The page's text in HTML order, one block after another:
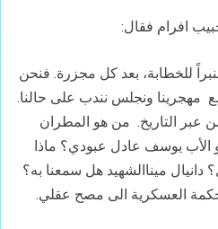
افرام فقال:
للخطابة، بعد كل مجزرة. فنحن
مع مهجرينا ونجلس نندب على حالنا.
من عبر التاريخ. من هو المطران
الأب يوسف عادل عبودي؟ ماذا
ميناالشهيد هل سمعنا به؟
العسكرية الى مصح عقلي.